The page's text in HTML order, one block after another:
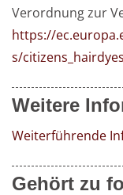
https://
s/
Weitere
Weiterführende
Gehört zu